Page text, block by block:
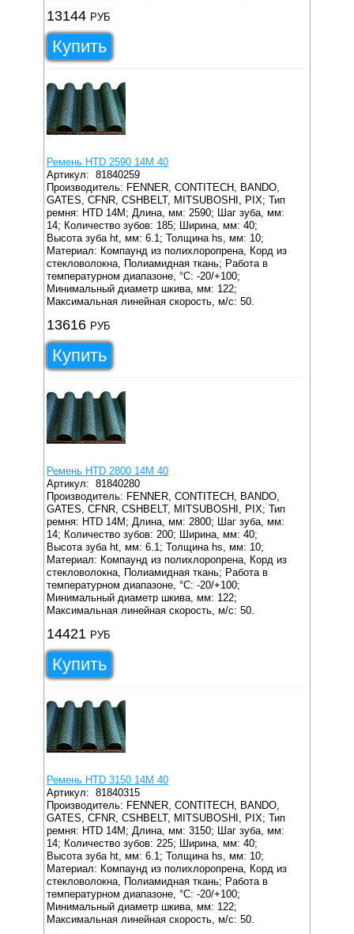
13144 РУБ
Купить
Ремень HTD 2590 14M 40
Артикул:81840259
Производитель: FENNER, CONTITECH, BANDO,
GATES, CFNR, CSHBELT, MITSUBOSHI, PIX; Тип
ремня: HTD 14M; Длина, мм: 2590; Шаг зуба, мм:
14; Количество зубов: 185; Ширина, мм: 40;
Высота зуба ht, мм: 6.1; Толщина hs, мм: 10;
Материал: Компаунд из полихлоропрена, Корд из
стекловолокна, Полиамидная ткань; Работа в
температурном диапазоне, °C: -20/+100;
Минимальный диаметр шкива, мм: 122;
Максимальная линейная скорость, м/с: 50.
13616 РУБ
Купить
Ремень HTD 2800 14M 40
Артикул:81840280
Производитель: FENNER, CONTITECH, BANDO,
GATES, CFNR, CSHBELT, MITSUBOSHI, PIX; Тип
ремня: HTD 14M; Длина, мм: 2800; Шаг зуба, мм:
14; Количество зубов: 200; Ширина, мм: 40;
Высота зуба ht, мм: 6.1; Толщина hs, мм: 10;
Материал: Компаунд из полихлоропрена, Корд из
стекловолокна, Полиамидная ткань; Работа в
температурном диапазоне, °C: -20/+100;
Минимальный диаметр шкива, мм: 122;
Максимальная линейная скорость, м/с: 50.
14421 РУБ
Купить
Ремень HTD 3150 14M 40
Артикул:81840315
Производитель: FENNER, CONTITECH, BANDO,
GATES, CFNR, CSHBELT, MITSUBOSHI, PIX; Тип
ремня: HTD 14M; Длина, мм: 3150; Шаг зуба, мм:
14; Количество зубов: 225; Ширина, мм: 40;
Высота зуба ht, мм: 6.1; Толщина hs, мм: 10;
Материал: Компаунд из полихлоропрена, Корд из
стекловолокна, Полиамидная ткань; Работа в
температурном диапазоне, °C: -20/+100;
Минимальный диаметр шкива, мм: 122;
Максимальная линейная скорость, м/с: 50.